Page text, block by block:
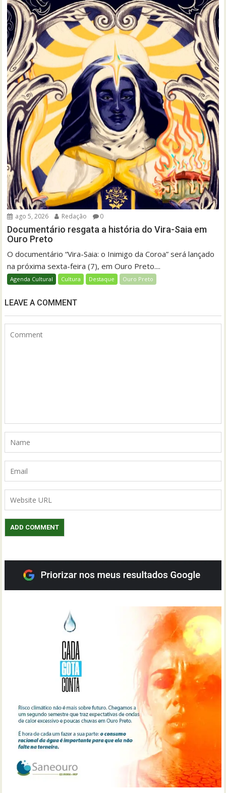
ago 5, 2026 Redação 0
Documentário resgata a história do Vira-Saia em
Ouro Preto
O documentário “Vira-Saia: o Inimigo da Coroa” será lançado
na próxima sexta-feira (7), em Ouro Preto....
Agenda Cultural Cultura Destaque Ouro Preto
LEAVE A COMMENT